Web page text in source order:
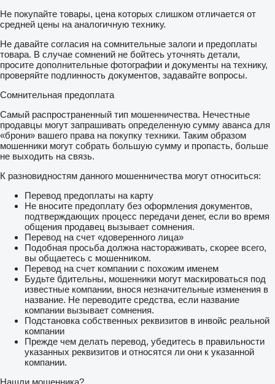
Не покупайте товары, цена которых слишком отличается от
средней цены на аналогичную технику.
Не давайте согласия на сомнительные залоги и предоплаты
товара. В случае сомнений не бойтесь уточнять детали,
просите дополнительные фотографии и документы на технику,
проверяйте подлинность документов, задавайте вопросы.
Сомнительная предоплата
Самый распространенный тип мошенничества. Нечестные
продавцы могут запрашивать определенную сумму аванса для
«брони» вашего права на покупку техники. Таким образом
мошенники могут собрать большую сумму и пропасть, больше
не выходить на связь.
К разновидностям данного мошенничества могут относиться:
Перевод предоплаты на карту
Не вносите предоплату без оформления документов,
подтверждающих процесс передачи денег, если во время
общения продавец вызывает сомнения.
Перевод на счет «доверенного лица»
Подобная просьба должна настораживать, скорее всего,
вы общаетесь с мошенником.
Перевод на счет компании с похожим именем
Будьте бдительны, мошенники могут маскироваться под
известные компании, внося незначительные изменения в
название. Не переводите средства, если название
компании вызывает сомнения.
Подстановка собственных реквизитов в инвойс реальной
компании
Прежде чем делать перевод, убедитесь в правильности
указанных реквизитов и относятся ли они к указанной
компании.
Нашли мошенника?